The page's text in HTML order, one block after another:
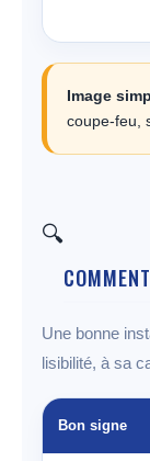
Image
coupe-feu,
🔍
Une bonne
lisibilité, à sa
Bon signe